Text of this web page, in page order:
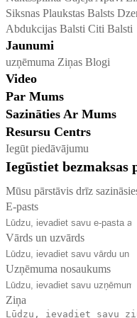
Siksnas Plaukstas Balsts
Abdukcijas Balsti Citi Balsti
Jaunumi
uzņēmuma Ziņas Blogi
Video
Par Mums
Sazināties Ar Mums
Resursu Centrs
Iegūt piedāvājumu
Iegūstiet bezmaksas
Mūsu pārstāvis drīz
E-pasts
Vārds un uzvārds
Uzņēmuma nosaukums
Ziņa